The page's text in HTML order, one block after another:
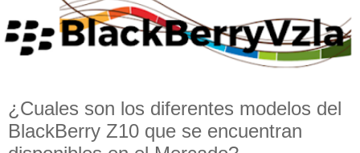
¿Cuales son los diferentes modelos del
BlackBerry Z10 que se encuentran